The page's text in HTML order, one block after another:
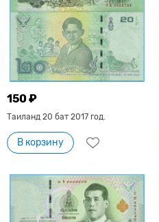
150 ₽
Таиланд 20 бат 2017 год.
В корзину